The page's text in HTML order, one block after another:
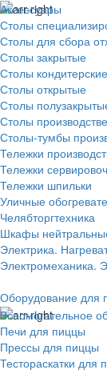
Аксессуары
Столы
Столы для сбора
Столы закрытые
Столы кондитерские
Столы открытые
Столы
Столы
Столы-тумбы
Тележки
Тележки
Тележки шпильки
Уличные
Челябторгтехника
Шкафы
Электрика.
Электромеханика.
Оборудование для
Вспомогательное
Печи для пиццы
Прессы для пиццы
Тестораскатки для